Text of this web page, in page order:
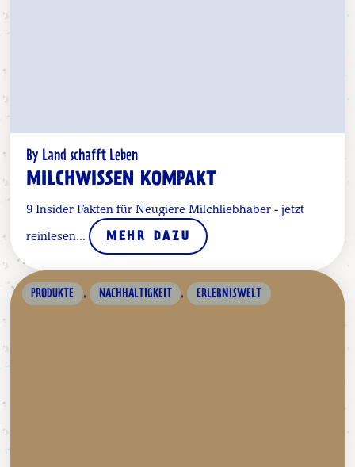
By Land schafft Leben
MILCHWISSEN KOMPAKT
9 Insider Fakten für Neugiere Milchliebhaber - jetzt
reinlesen... MEHR DAZU
PRODUKTE , NACHHALTIGKEIT , ERLEBNISWELT